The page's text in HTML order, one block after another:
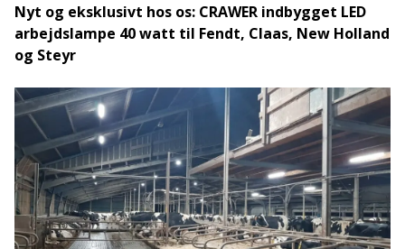
Nyt og eksklusivt hos os: CRAWER indbygget LED
arbejdslampe 40 watt til Fendt, Claas, New Holland
og Steyr